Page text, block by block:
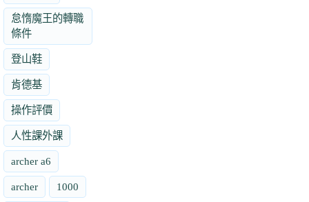
怠惰魔王的轉職
條件
登山鞋
肯德基
操作評價
人性課外課
archer a6
archer 1000